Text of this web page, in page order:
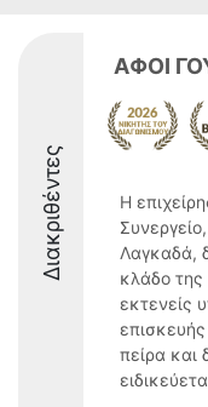
Διακριθέντες
ΑΦΟΙ
Η
Λαγκαδά,
κλάδο
εκτενείς
πείρα και